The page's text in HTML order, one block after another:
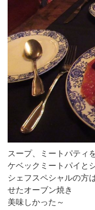
スープ、ミートパティ
ケベックミートパイと
シェフスペシャルの方
せたオーブン焼き
美味しかった～